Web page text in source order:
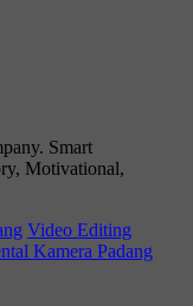
Smart
Motivational,
Video Editing
Kamera Padang